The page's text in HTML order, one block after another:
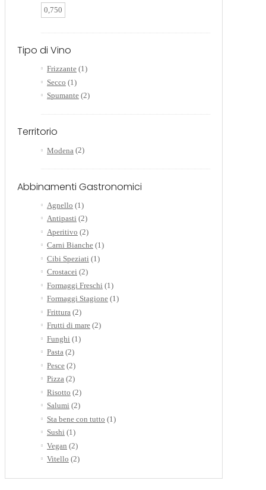
0,750
Tipo di Vino
Frizzante (1)
Secco (1)
Spumante (2)
Territorio
Modena (2)
Abbinamenti Gastronomici
Agnello (1)
Antipasti (2)
Aperitivo (2)
Carni Bianche (1)
Cibi Speziati (1)
Crostacei (2)
Formaggi Freschi (1)
Formaggi Stagione (1)
Frittura (2)
Frutti di mare (2)
Funghi (1)
Pasta (2)
Pesce (2)
Pizza (2)
Risotto (2)
Salumi (2)
Sta bene con tutto (1)
Sushi (1)
Vegan (2)
Vitello (2)